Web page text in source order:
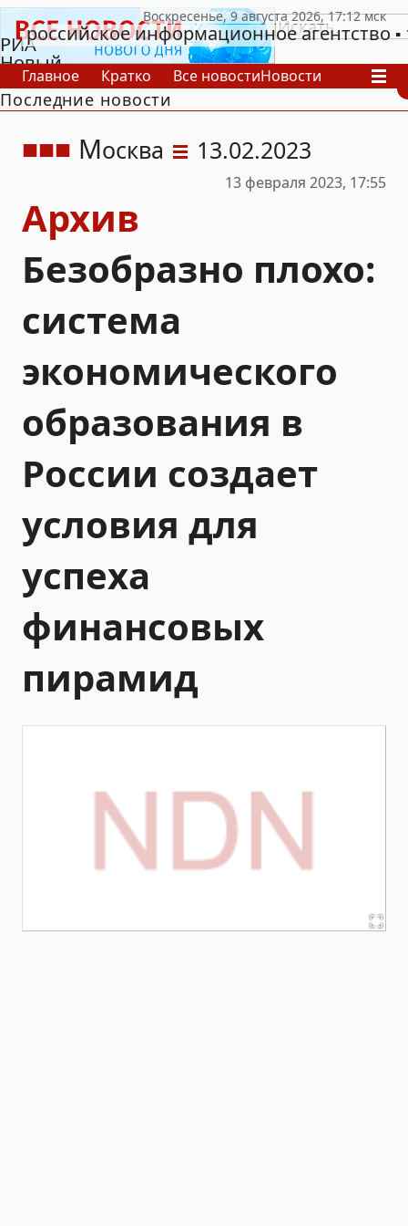
РИА
Новый
День
российское информационное агентство
Главное Кратко Все новостиНовости
В России
В мире
Последние новости
Москва 13.02.2023
13 февраля 2023, 17:55
Архив
Безобразно плохо:
система
экономического
образования в
России создает
условия для
успеха
финансовых
пирамид